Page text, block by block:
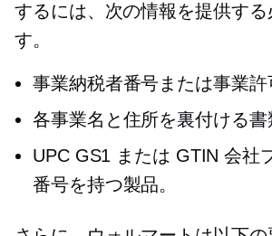
するには、次の情報を提供する
す。
事業納税者番号または事業許
各事業名と住所を裏付ける書
UPC GS1 または GTIN 会社
番号を持つ製品。